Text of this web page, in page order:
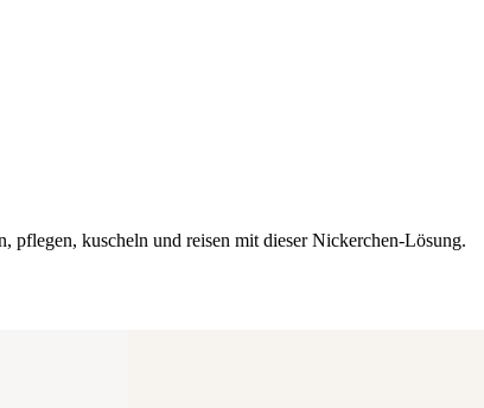
kuscheln und reisen mit dieser Nickerchen-Lösung.